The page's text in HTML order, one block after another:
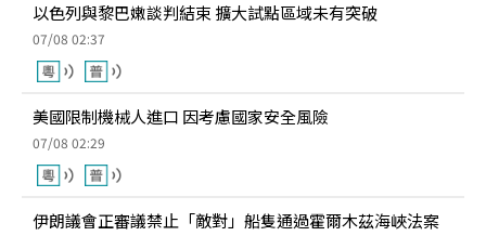
以色列與黎巴嫩談判結束 擴大試點區域未有突破
07/08 02:37
美國限制機械人進口 因考慮國家安全風險
07/08 02:29
伊朗議會正審議禁止「敵對」船隻通過霍爾木茲海峽法案